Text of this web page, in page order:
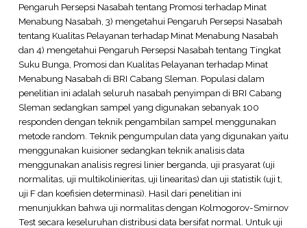
Pengaruh Persepsi Nasabah tentang Promosi terhadap Minat
Menabung Nasabah, 3) mengetahui Pengaruh Persepsi Nasabah
tentang Kualitas Pelayanan terhadap Minat Menabung Nasabah
dan 4) mengetahui Pengaruh Persepsi Nasabah tentang Tingkat
Suku Bunga, Promosi dan Kualitas Pelayanan terhadap Minat
Menabung Nasabah di BRI Cabang Sleman. Populasi dalam
penelitian ini adalah seluruh nasabah penyimpan di BRI Cabang
Sleman sedangkan sampel yang digunakan sebanyak 100
responden dengan teknik pengambilan sampel menggunakan
metode random. Teknik pengumpulan data yang digunakan yaitu
menggunakan kuisioner sedangkan teknik analisis data
menggunakan analisis regresi linier berganda, uji prasyarat (uji
normalitas, uji multikolinieritas, uji linearitas) dan uji statistik (uji t,
uji F dan koefisien determinasi). Hasil dari penelitian ini
menunjukkan bahwa uji normalitas dengan Kolmogorov-Smirnov
Test secara keseluruhan distribusi data bersifat normal. Untuk uji